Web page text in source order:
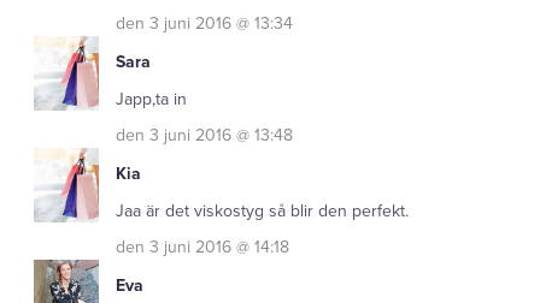
den 3 juni 2016 @ 13:34
Sara
Japp,ta in
den 3 juni 2016 @ 13:48
Kia
Jaa är det viskostyg så blir den perfekt.
den 3 juni 2016 @ 14:18
Eva